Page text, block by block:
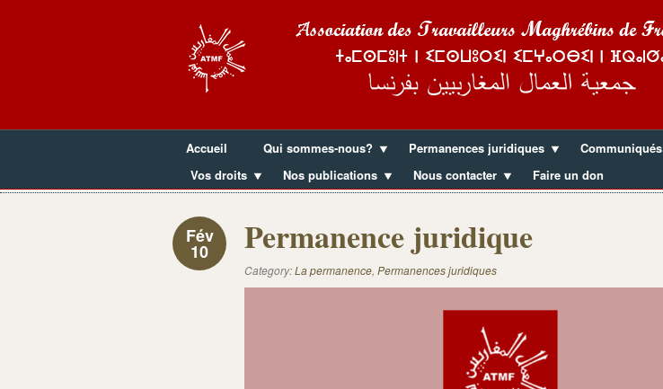
Accueil Qui sommes-nous? Permanences juridiques Communiqués
Vos droits
Nos publications Nous contacter Faire un don
Fév
10 Permanence juridique
Category:La permanence, Permanences juridiques